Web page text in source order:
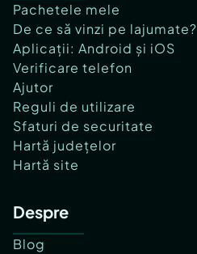
Pachetele mele
De ce să vinzi pe lajumate?
Aplicații: Android și iOS
Verificare telefon
Ajutor
Reguli de utilizare
Sfaturi de securitate
Hartă județelor
Hartă site
Despre
Blog